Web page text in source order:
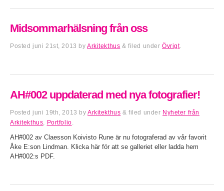
Midsommarhälsning från oss
Posted juni 21st, 2013 by Arkitekthus & filed under Övrigt.
AH#002 uppdaterad med nya fotografier!
Posted juni 19th, 2013 by Arkitekthus & filed under Nyheter från
Arkitekthus
Portfolio
AH#002 av Claesson Koivisto Rune är nu fotograferad av vår favorit
Åke E:son Lindman. Klicka här för att se galleriet eller ladda hem
AH#002:s PDF.